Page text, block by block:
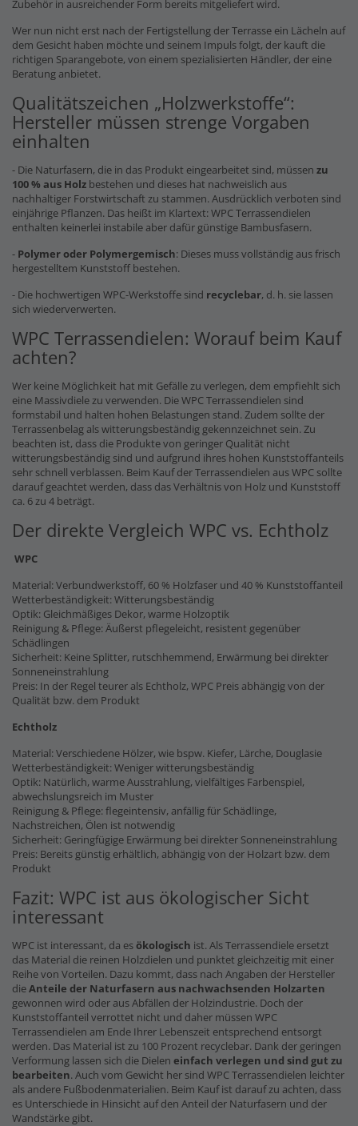
Zubehör in ausreichender Form bereits mitgeliefert wird.
Wer nun nicht erst nach der Fertigstellung der Terrasse ein Lächeln auf
dem Gesicht haben möchte und seinem Impuls folgt, der kauft die
richtigen Sparangebote, von einem spezialisierten Händler, der eine
Beratung anbietet.
Qualitätszeichen „Holzwerkstoffe“:
Hersteller müssen strenge Vorgaben
einhalten
- Die Naturfasern, die in das Produkt eingearbeitet sind, müssen zu
100 % aus Holz bestehen und dieses hat nachweislich aus
nachhaltiger Forstwirtschaft zu stammen. Ausdrücklich verboten sind
einjährige Pflanzen. Das heißt im Klartext: WPC Terrassendielen
enthalten keinerlei instabile aber dafür günstige Bambusfasern.
- Polymer oder Polymergemisch: Dieses muss vollständig aus frisch
hergestelltem Kunststoff bestehen.
- Die hochwertigen WPC-Werkstoffe sind recyclebar, d. h. sie lassen
sich wiederverwerten.
WPC Terrassendielen: Worauf beim Kauf
achten?
Wer keine Möglichkeit hat mit Gefälle zu verlegen, dem empfiehlt sich
eine Massivdiele zu verwenden. Die WPC Terrassendielen sind
formstabil und halten hohen Belastungen stand. Zudem sollte der
Terrassenbelag als witterungsbeständig gekennzeichnet sein. Zu
beachten ist, dass die Produkte von geringer Qualität nicht
witterungsbeständig sind und aufgrund ihres hohen Kunststoffanteils
sehr schnell verblassen. Beim Kauf der Terrassendielen aus WPC sollte
darauf geachtet werden, dass das Verhältnis von Holz und Kunststoff
ca. 6 zu 4 beträgt.
Der direkte Vergleich WPC vs. Echtholz
WPC
Material: Verbundwerkstoff, 60 % Holzfaser und 40 % Kunststoffanteil
Wetterbeständigkeit: Witterungsbeständig
Optik: Gleichmäßiges Dekor, warme Holzoptik
Reinigung & Pflege: Äußerst pflegeleicht, resistent gegenüber
Schädlingen
Sicherheit: Keine Splitter, rutschhemmend, Erwärmung bei direkter
Sonneneinstrahlung
Preis: In der Regel teurer als Echtholz, WPC Preis abhängig von der
Qualität bzw. dem Produkt
Echtholz
Material: Verschiedene Hölzer, wie bspw. Kiefer, Lärche, Douglasie
Wetterbeständigkeit: Weniger witterungsbeständig
Optik: Natürlich, warme Ausstrahlung, vielfältiges Farbenspiel,
abwechslungsreich im Muster
Reinigung & Pflege: flegeintensiv, anfällig für Schädlinge,
Nachstreichen, Ölen ist notwendig
Sicherheit: Geringfügige Erwärmung bei direkter Sonneneinstrahlung
Preis: Bereits günstig erhältlich, abhängig von der Holzart bzw. dem
Produkt
Fazit: WPC ist aus ökologischer Sicht
interessant
WPC ist interessant, da esökologisch ist. Als Terrassendiele ersetzt
das Material die reinen Holzdielen und punktet gleichzeitig mit einer
Reihe von Vorteilen. Dazu kommt, dass nach Angaben der Hersteller
dieAnteile der Naturfasern aus nachwachsenden Holzarten
gewonnen wird oder aus Abfällen der Holzindustrie. Doch der
Kunststoffanteil verrottet nicht und daher müssen WPC
Terrassendielen am Ende Ihrer Lebenszeit entsprechend entsorgt
werden. Das Material ist zu 100 Prozent recyclebar. Dank der geringen
Verformung lassen sich die Dielen einfach verlegen und sind gut zu
bearbeiten. Auch vom Gewicht her sind WPC Terrassendielen leichter
als andere Fußbodenmaterialien. Beim Kauf ist darauf zu achten, dass
es Unterschiede in Hinsicht auf den Anteil der Naturfasern und der
Wandstärke gibt.